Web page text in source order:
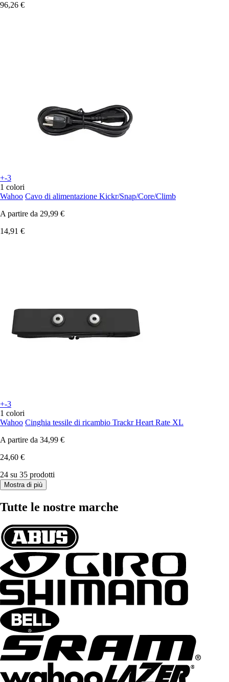
96,26 €
+-3
1 colori
Wahoo Cavo di alimentazione Kickr/Snap/Core/Climb
A partire da 29,99 €
14,91 €
+-3
1 colori
Wahoo Cinghia tessile di ricambio Trackr Heart Rate XL
A partire da 34,99 €
24,60 €
24 su 35 prodotti
Mostra di più
Tutte le nostre marche